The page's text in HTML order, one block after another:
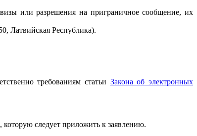
или разрешения на приграничное сообщение, их
Латвийская Республика).
требованиям статьи Закона об электронных
которую следует приложить к заявлению.